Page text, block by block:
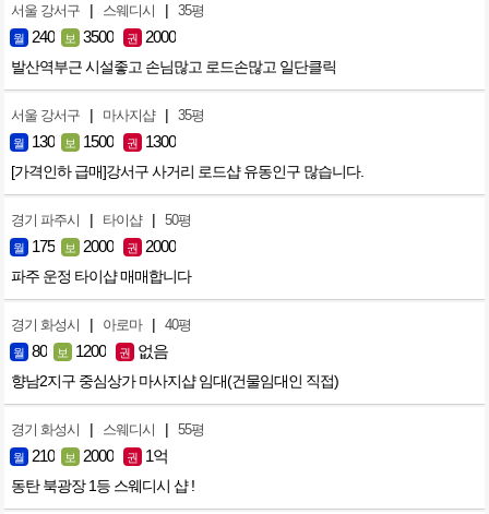
서울 강서구 | 스웨디시 | 35평
월 240 보 3500 권 2000
발산역부근 시설좋고 손님많고 로드손많고 일단클릭
서울 강서구 | 마사지샵 | 35평
월 130 보 1500 권 1300
[가격인하 급매]강서구 사거리 로드샵 유동인구 많습니다.
경기 파주시 | 타이샵 | 50평
월 175 보 2000 권 2000
파주 운정 타이샵 매매합니다
경기 화성시 | 아로마 | 40평
월 80 보 1200 권 없음
향남2지구 중심상가 마사지샵 임대(건물임대인 직접)
경기 화성시 | 스웨디시 | 55평
월 210 보 2000 권 1억
동탄 북광장 1등 스웨디시 샵 !